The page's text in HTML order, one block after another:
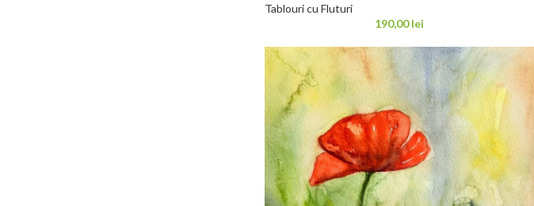
Tablouri cu Fluturi
190,00lei